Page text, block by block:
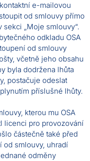
e-mailovou
od smlouvy přímo
sekci „Moje smlouvy“.
odkladu OSA
od smlouvy
včetně jeho obsahu
byla dodržena lhůta
postačuje odeslat
příslušné lhůty.
kterou mu OSA
licenci pro provozování
částečně také před
od smlouvy, uhradí
odměny